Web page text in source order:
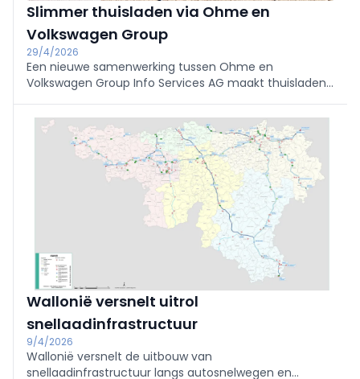
Slimmer thuisladen via Ohme en
Volkswagen Group
29/4/2026
Een nieuwe samenwerking tussen Ohme en
Volkswagen Group Info Services AG maakt thuisladen
realtime inzicht en automatische optimalisatie van
laadkosten.
Wallonië versnelt uitrol
snellaadinfrastructuur
9/4/2026
Wallonië versnelt de uitbouw van
snellaadinfrastructuur langs autosnelwegen en